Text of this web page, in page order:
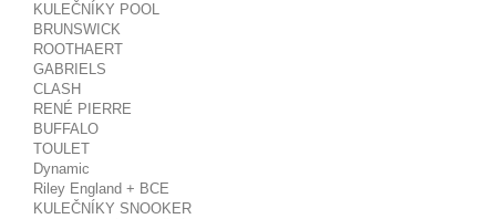
KULEČNÍKY POOL
BRUNSWICK
ROOTHAERT
GABRIELS
CLASH
RENÉ PIERRE
BUFFALO
TOULET
Dynamic
Riley England + BCE
KULEČNÍKY SNOOKER